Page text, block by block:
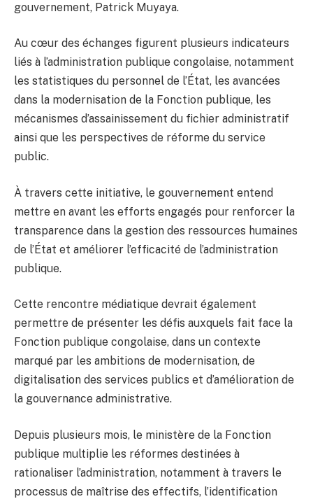
gouvernement, Patrick Muyaya.
Au cœur des échanges figurent plusieurs indicateurs
liés à l’administration publique congolaise, notamment
les statistiques du personnel de l’État, les avancées
dans la modernisation de la Fonction publique, les
mécanismes d’assainissement du fichier administratif
ainsi que les perspectives de réforme du service
public.
À travers cette initiative, le gouvernement entend
mettre en avant les efforts engagés pour renforcer la
transparence dans la gestion des ressources humaines
de l’État et améliorer l’efficacité de l’administration
publique.
Cette rencontre médiatique devrait également
permettre de présenter les défis auxquels fait face la
Fonction publique congolaise, dans un contexte
marqué par les ambitions de modernisation, de
digitalisation des services publics et d’amélioration de
la gouvernance administrative.
Depuis plusieurs mois, le ministère de la Fonction
publique multiplie les réformes destinées à
rationaliser l’administration, notamment à travers le
processus de maîtrise des effectifs, l’identification